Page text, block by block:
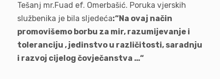
Tešanj mr.Fuad ef. Omerbašić. Poruka vjerskih
službenika je bila sljedeća:“Na ovaj način
promovišemo borbu za mir, razumijevanje i
toleranciju , jedinstvo u različitosti, saradnju
i razvoj cijelog čovječanstva …“